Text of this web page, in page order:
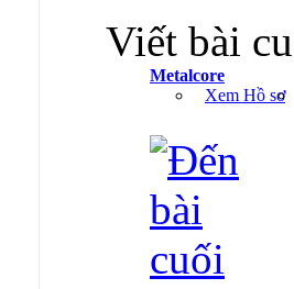
Viết bài
Metalcore
Xem Hồ sơ